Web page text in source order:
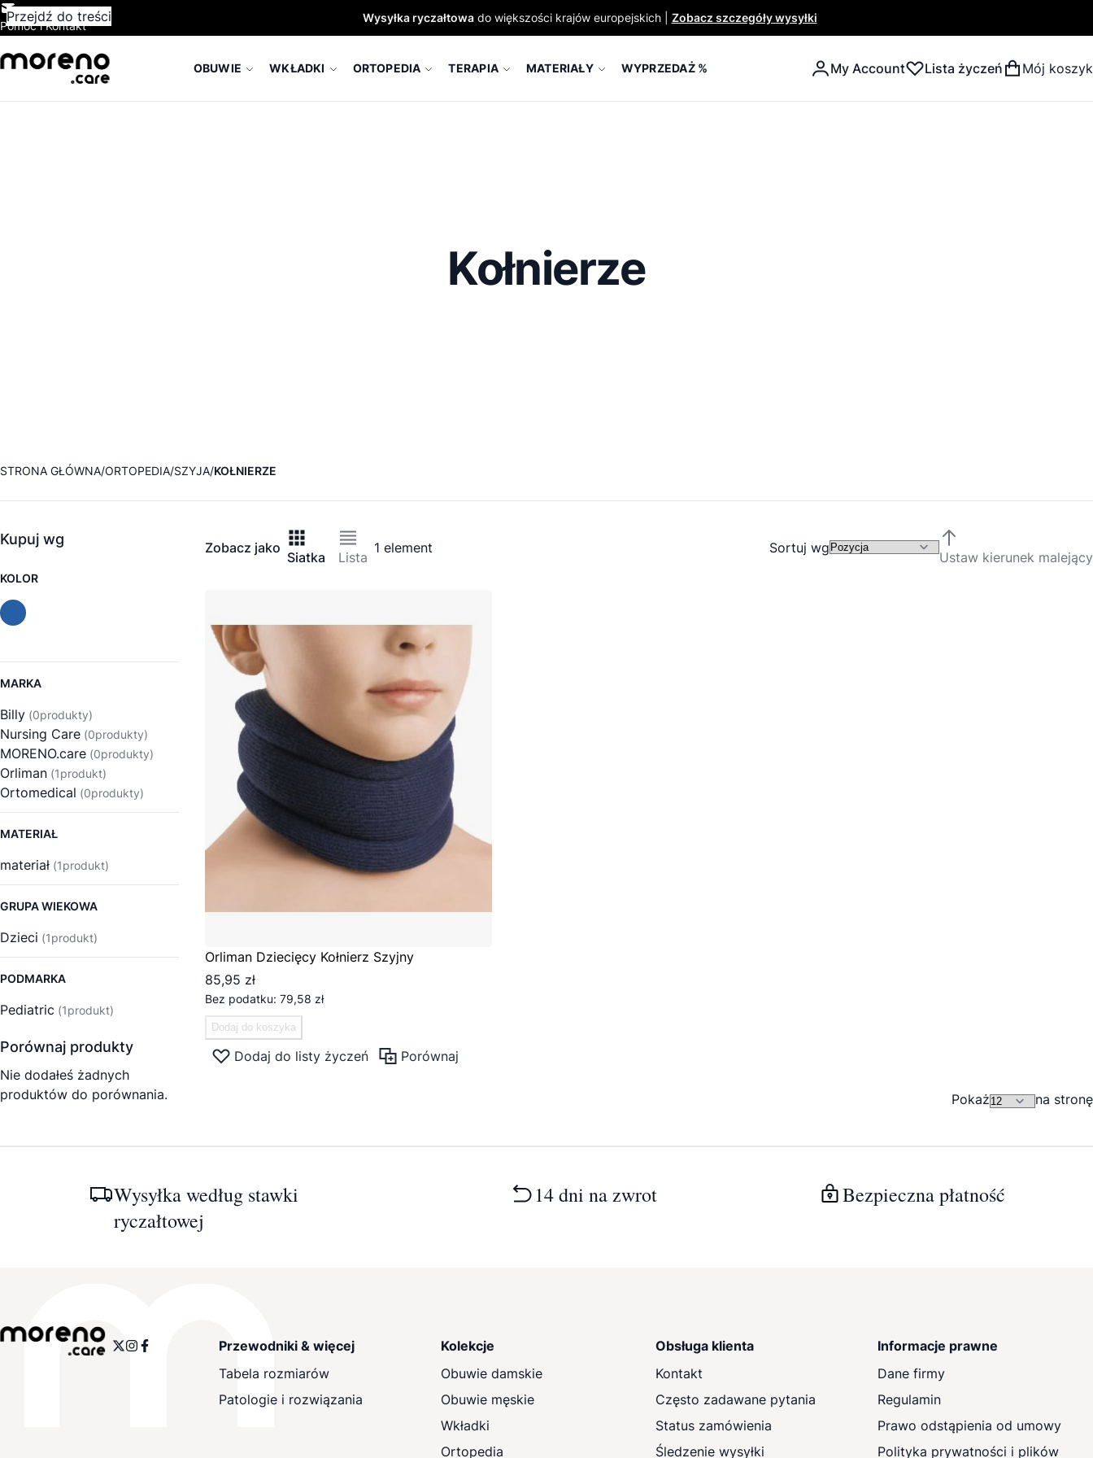
Przejdź do treści
Pomoc i Kontakt
Wysyłka ryczałtowado większości krajów europejskich | Zobacz szczegóły wysyłki
OBUWIE WKŁADKI ORTOPEDIA TERAPIA MATERIAŁY WYPRZEDAŻ %
Search
My Account Lista życzeń Mój koszyk
Kołnierze
STRONA GŁÓWNA ORTOPEDIA SZYJA KOŁNIERZE
Kupuj wg
KOLOR
MARKA
Billy 0produkty
Nursing Care 0produkty
MORENO.care 0produkty
Orliman 1produkt
Ortomedical 0produkty
MATERIAŁ
materiał 1produkt
GRUPA WIEKOWA
Dzieci 1produkt
PODMARKA
Pediatric 1produkt
Zobacz jako
Siatka Lista
1 element Sortuj wg
Ustaw kierunek malejący
Orliman Dziecięcy Kołnierz Szyjny
85,95 zł
79,58 zł
Dodaj do koszyka
Dodaj do listy życzeń Porównaj
Pokaż na stronę
Porównaj produkty
Nie dodałeś żadnych
produktów do porównania.
Wysyłka według stawki
ryczałtowej
14 dni na zwrot Bezpieczna płatność
Przewodniki & więcej
Tabela rozmiarów
Patologie i rozwiązania
Kolekcje
Obuwie damskie
Obuwie męskie
Wkładki
Ortopedia
Obsługa klienta
Kontakt
Często zadawane pytania
Status zamówienia
Śledzenie wysyłki
Informacje prawne
Dane firmy
Regulamin
Prawo odstąpienia od umowy
Polityka prywatności i plików